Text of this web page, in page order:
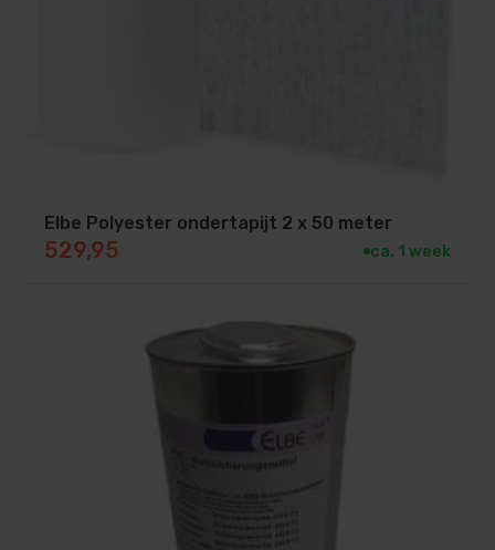
Elbe Polyester ondertapijt 2 x 50 meter
529,95 ca. 1 week